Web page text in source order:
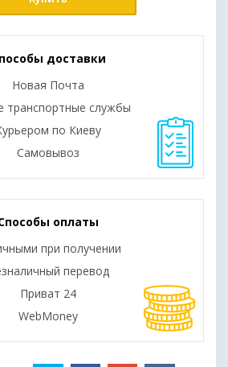
доставки
Новая Почта
транспортные службы
по Киеву
Самовывоз
оплаты
при получении
перевод
Приват 24
WebMoney